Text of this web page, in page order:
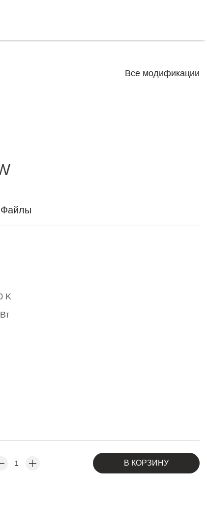
Все модификации
Файлы
K
В КОРЗИНУ